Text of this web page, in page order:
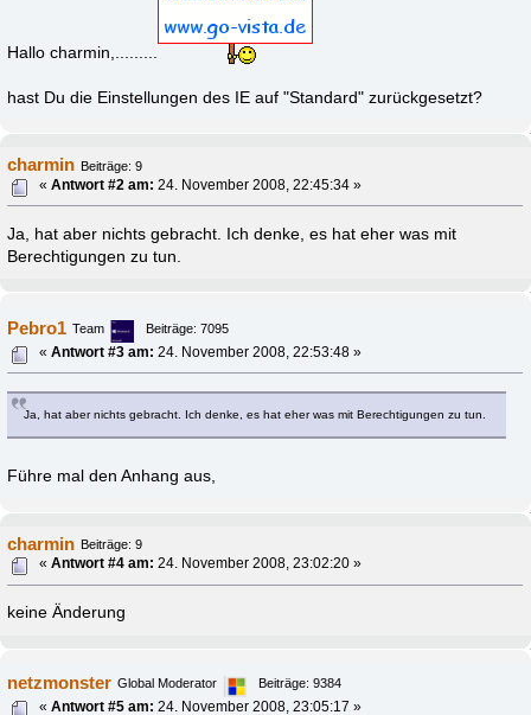
Hallo charmin,.........
hast Du die Einstellungen des IE auf "Standard" zurückgesetzt?
charmin Beiträge: 9
«Antwort #2 am: 24. November 2008, 22:45:34 »
Ja, hat aber nichts gebracht. Ich denke, es hat eher was mit
Berechtigungen zu tun.
Pebro1 Team
Beiträge: 7095
«Antwort #3 am: 24. November 2008, 22:53:48 »
Ja, hat aber nichts gebracht. Ich denke, es hat eher was mit Berechtigungen zu tun.
Führe mal den Anhang aus,
charmin Beiträge: 9
«Antwort #4 am: 24. November 2008, 23:02:20 »
keine Änderung
netzmonster Global Moderator Beiträge: 9384
«Antwort #5 am: 24. November 2008, 23:05:17 »